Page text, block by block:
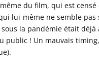
du film, qui est
lui-même ne semble
la pandémie était
public ! Un mauvais